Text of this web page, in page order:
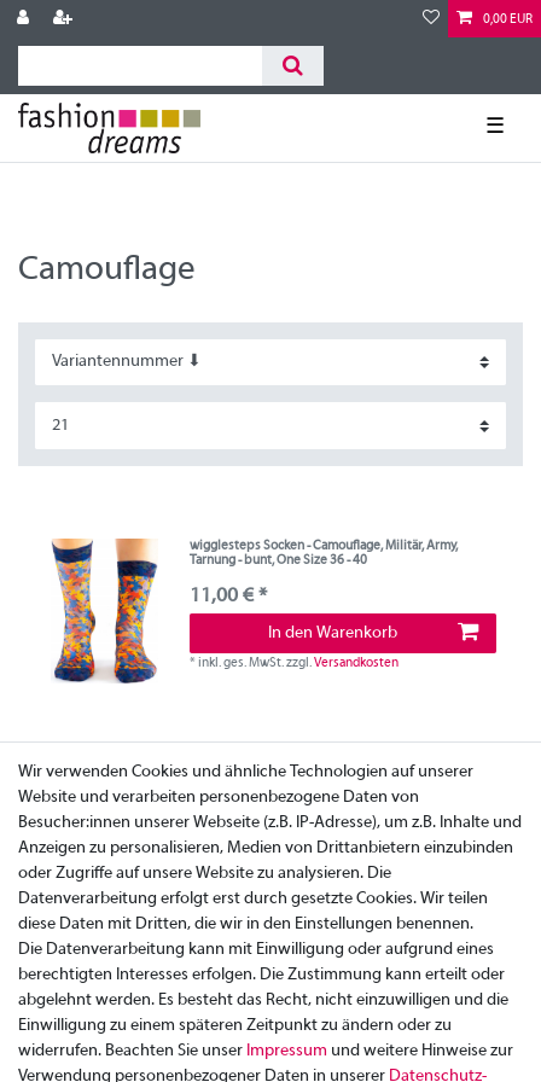
0,00 EUR
☰
Camouflage
wigglesteps Socken - Camouflage, Militär, Army,
Tarnung - bunt, One Size 36 - 40
11,00 € *
In den Warenkorb
*inkl. ges. MwSt.zzgl.Versandkosten
Wir verwenden Cookies und ähnliche Technologien auf unserer
Website und verarbeiten personenbezogene Daten von
Besucher:innen unserer Webseite (z.B. IP-Adresse), um z.B. Inhalte und
Anzeigen zu personalisieren, Medien von Drittanbietern einzubinden
oder Zugriffe auf unsere Website zu analysieren. Die
Datenverarbeitung erfolgt erst durch gesetzte Cookies. Wir teilen
diese Daten mit Dritten, die wir in den Einstellungen benennen.
Die Datenverarbeitung kann mit Einwilligung oder aufgrund eines
berechtigten Interesses erfolgen. Die Zustimmung kann erteilt oder
abgelehnt werden. Es besteht das Recht, nicht einzuwilligen und die
Einwilligung zu einem späteren Zeitpunkt zu ändern oder zu
widerrufen. Beachten Sie unser Impressum und weitere Hinweise zur
Verwendung personenbezogener Daten in unserer Daten­schutz­